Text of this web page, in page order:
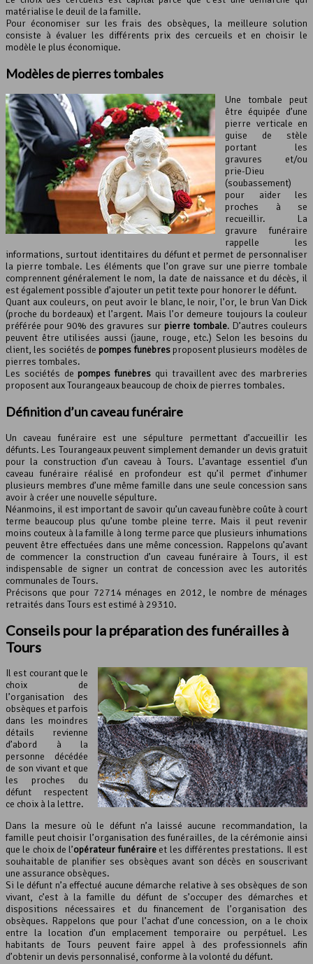
matérialise le deuil de la famille.
Pour économiser sur les frais des obsèques, la meilleure solution
consiste à évaluer les différents prix des cercueils et en choisir le
modèle le plus économique.
Modèles de pierres tombales
Une tombale peut
être équipée d’une
pierre verticale en
guise de stèle
portant les
gravures et/ou
prie-Dieu
(soubassement)
pour aider les
proches à se
recueillir. La
gravure funéraire
rappelle les
informations, surtout identitaires du défunt et permet de personnaliser
la pierre tombale. Les éléments que l’on grave sur une pierre tombale
comprennent généralement le nom, la date de naissance et du décès, il
est également possible d’ajouter un petit texte pour honorer le défunt.
Quant aux couleurs, on peut avoir le blanc, le noir, l’or, le brun Van Dick
(proche du bordeaux) et l’argent. Mais l’or demeure toujours la couleur
préférée pour 90% des gravures sur pierre tombale. D’autres couleurs
peuvent être utilisées aussi (jaune, rouge, etc.) Selon les besoins du
client, les sociétés de pompes funèbresproposent plusieurs modèles de
pierres tombales.
Les sociétés de pompes funèbres qui travaillent avec des marbreries
proposent aux Tourangeaux beaucoup de choix de pierres tombales.
Définition d’un caveau funéraire
Un caveau funéraire est une sépulture permettant d’accueillir les
défunts. Les Tourangeaux peuvent simplement demander un devis gratuit
pour la construction d’un caveau à Tours. L’avantage essentiel d’un
caveau funéraire réalisé en profondeur est qu’il permet d’inhumer
plusieurs membres d’une même famille dans une seule concession sans
avoir à créer une nouvelle sépulture.
Néanmoins, il est important de savoir qu’un caveau funèbre coûte à court
terme beaucoup plus qu’une tombe pleine terre. Mais il peut revenir
moins couteux à la famille à long terme parce que plusieurs inhumations
peuvent être effectuées dans une même concession. Rappelons qu’avant
de commencer la construction d’un caveau funéraire à Tours, il est
indispensable de signer un contrat de concession avec les autorités
communales de Tours.
Précisons que pour 72714 ménages en 2012, le nombre de ménages
retraités dans Tours est estimé à 29310.
Conseils pour la préparation des funérailles à
Tours
Il est courant que le
choix de
l’organisation des
obsèques et parfois
dans les moindres
détails revienne
d’abord à la
personne décédée
de son vivant et que
les proches du
défunt respectent
ce choix à la lettre.
Dans la mesure où le défunt n’a laissé aucune recommandation, la
famille peut choisir l’organisation des funérailles, de la cérémonie ainsi
que le choix de l’opérateur funéraireet les différentes prestations. Il est
souhaitable de planifier ses obsèques avant son décès en souscrivant
une assurance obsèques.
Si le défunt n’a effectué aucune démarche relative à ses obsèques de son
vivant, c’est à la famille du défunt de s’occuper des démarches et
dispositions nécessaires et du financement de l’organisation des
obsèques. Rappelons que pour l’achat d’une concession, on a le choix
entre la location d’un emplacement temporaire ou perpétuel. Les
habitants de Tours peuvent faire appel à des professionnels afin
d’obtenir un devis personnalisé, conforme à la volonté du défunt.